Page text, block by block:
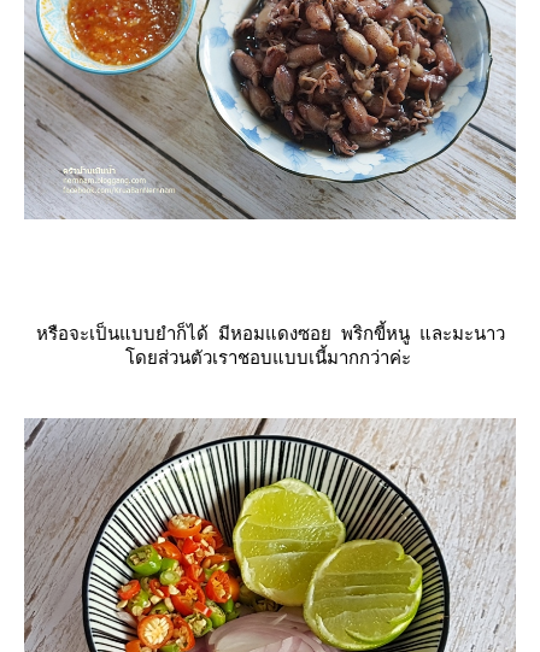
หรือจะเป็นแบบยำก็ได้ มีหอมแดงซอย พริกขี้หนู และมะนาว
ดยส่วนตัวเราชอบแบบเนี้มากกว่าค่ะ